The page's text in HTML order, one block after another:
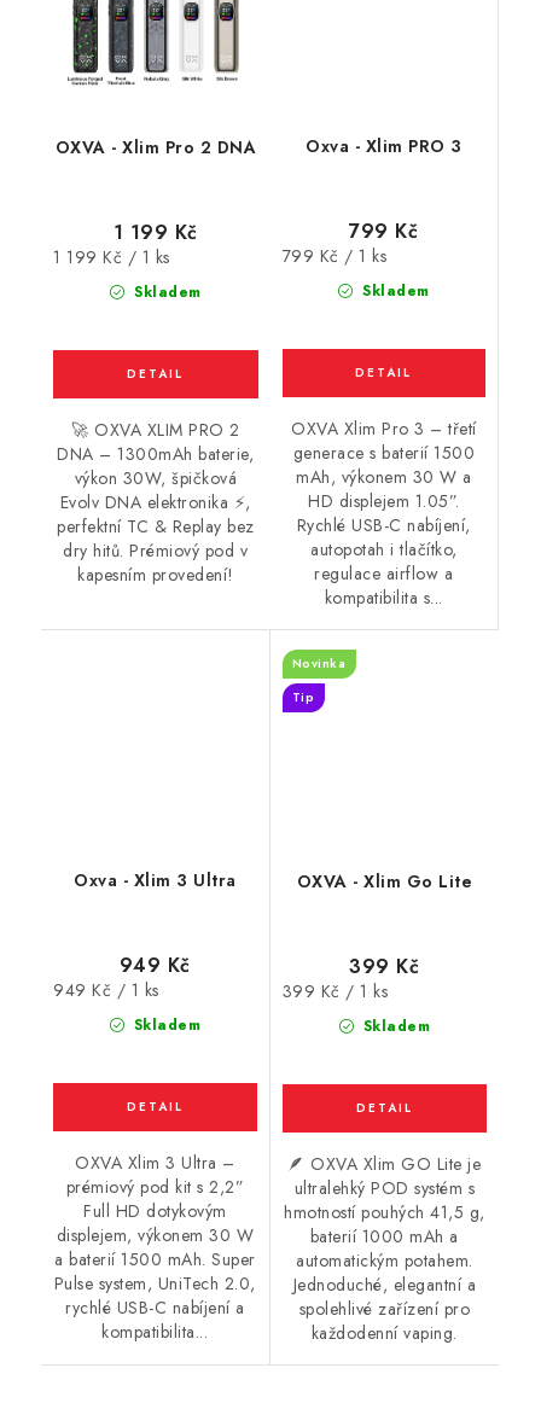
OXVA - Xlim Pro 2 DNA
Skladem
1 199 Kč
Měrná
1 199 Kč / 1 ks
🚀 OXVA XLIM PRO 2
DNA – 1300mAh baterie,
výkon 30W, špičková
Evolv DNA elektronika ⚡,
perfektní TC & Replay bez
dry hitů. Prémiový pod v
kapesním provedení!
Oxva - Xlim PRO 3
Skladem
799 Kč
Měrná
799 Kč / 1 ks
OXVA Xlim Pro 3 – třetí
generace s baterií 1500
mAh, výkonem 30 W a
HD displejem 1.05”.
Rychlé USB-C nabíjení,
autopotah i tlačítko,
regulace airflow a
kompatibilita s...
Oxva - Xlim 3 Ultra
Skladem
949 Kč
Měrná
949 Kč / 1 ks
OXVA Xlim 3 Ultra –
prémiový pod kit s 2,2”
Full HD dotykovým
displejem, výkonem 30 W
a baterií 1500 mAh. Super
Pulse system, UniTech 2.0,
rychlé USB-C nabíjení a
kompatibilita...
OXVA - Xlim Go Lite
Novinka
Tip
Skladem
399 Kč
Měrná
399 Kč / 1 ks
🪶 OXVA Xlim GO Lite je
ultralehký POD systém s
hmotností pouhých 41,5 g,
baterií 1000 mAh a
automatickým potahem.
Jednoduché, elegantní a
spolehlivé zařízení pro
každodenní vaping.